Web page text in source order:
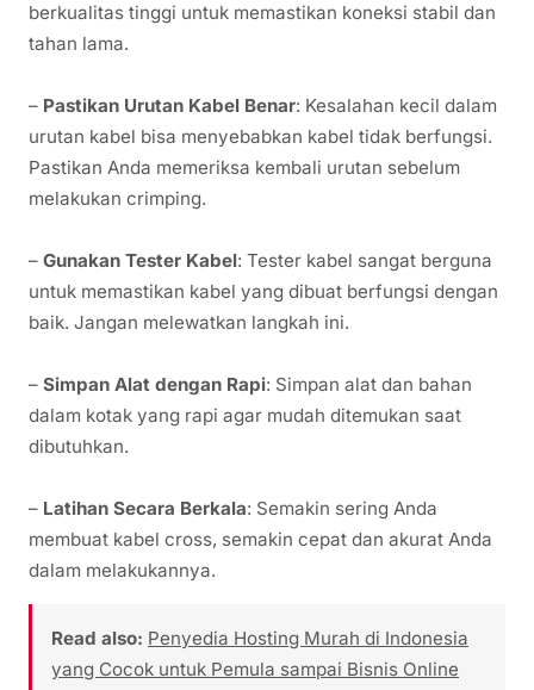
berkualitas tinggi untuk memastikan koneksi stabil dan
tahan lama.
– Pastikan Urutan Kabel Benar: Kesalahan kecil dalam
urutan kabel bisa menyebabkan kabel tidak berfungsi.
Pastikan Anda memeriksa kembali urutan sebelum
melakukan crimping.
– Gunakan Tester Kabel: Tester kabel sangat berguna
untuk memastikan kabel yang dibuat berfungsi dengan
baik. Jangan melewatkan langkah ini.
– Simpan Alat dengan Rapi: Simpan alat dan bahan
dalam kotak yang rapi agar mudah ditemukan saat
dibutuhkan.
– Latihan Secara Berkala: Semakin sering Anda
membuat kabel cross, semakin cepat dan akurat Anda
dalam melakukannya.
Read also: Penyedia Hosting Murah di Indonesia
yang Cocok untuk Pemula sampai Bisnis Online